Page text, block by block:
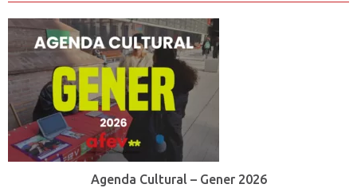
Agenda Cultural – Gener 2026